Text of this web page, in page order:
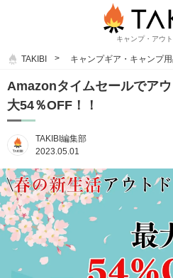
キャンプ・アウ
TAKIBI キャンプギア・キャンプ
Amazonタイムセールでア
大54％OFF！！
TAKIBI編集部
2023.05.01